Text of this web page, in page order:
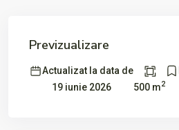
Previzualizare
Actualizat la data de
19 iunie 2026
500 m2